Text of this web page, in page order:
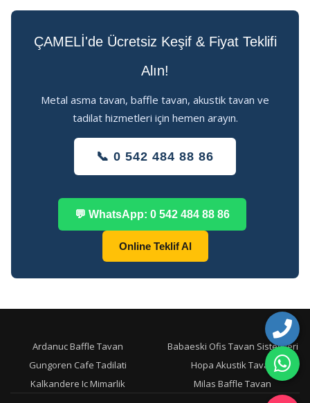
ÇAMELİ'de Ücretsiz Keşif & Fiyat Teklifi
Alın!
Metal asma tavan, baffle tavan, akustik tavan ve
tadilat hizmetleri için hemen arayın.
📞 0 542 484 88 86
💬 WhatsApp: 0 542 484 88 86
Online Teklif Al
Ardanuc Baffle Tavan
Babaeski Ofis Tavan Sistemleri
Gungoren Cafe Tadilati
Hopa Akustik Tavan
Kalkandere Ic Mimarlik
Milas Baffle Tavan